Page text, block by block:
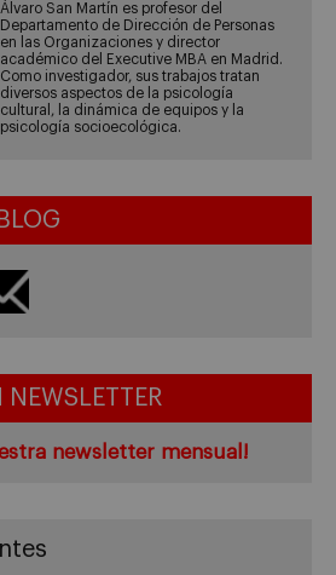
Álvaro San Martín es profesor del
Departamento de Dirección de Personas
en las Organizaciones y director
académico del Executive MBA en Madrid.
Como investigador, sus trabajos tratan
diversos aspectos de la psicología
cultural, la dinámica de equipos y la
psicología socioecológica.
newsletter mensual!